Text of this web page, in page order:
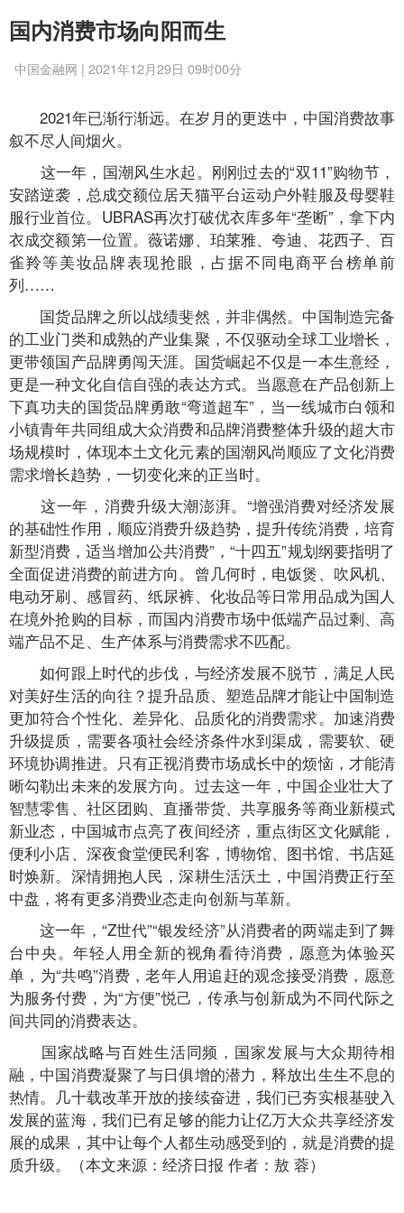
国内消费市场向阳而生
中国金融网 | 2021年12月29日 09时00分
2021年已渐行渐远。在岁月的更迭中，中国消费故事
叙不尽人间烟火。
这一年，国潮风生水起。刚刚过去的“双11”购物节，
安踏逆袭，总成交额位居天猫平台运动户外鞋服及母婴鞋
服行业首位。UBRAS再次打破优衣库多年“垄断”，拿下内
衣成交额第一位置。薇诺娜、珀莱雅、夸迪、花西子、百
雀羚等美妆品牌表现抢眼，占据不同电商平台榜单前
列……
国货品牌之所以战绩斐然，并非偶然。中国制造完备
的工业门类和成熟的产业集聚，不仅驱动全球工业增长，
更带领国产品牌勇闯天涯。国货崛起不仅是一本生意经，
更是一种文化自信自强的表达方式。当愿意在产品创新上
下真功夫的国货品牌勇敢“弯道超车”，当一线城市白领和
小镇青年共同组成大众消费和品牌消费整体升级的超大市
场规模时，体现本土文化元素的国潮风尚顺应了文化消费
需求增长趋势，一切变化来的正当时。
这一年，消费升级大潮澎湃。“增强消费对经济发展
的基础性作用，顺应消费升级趋势，提升传统消费，培育
新型消费，适当增加公共消费”，“十四五”规划纲要指明了
全面促进消费的前进方向。曾几何时，电饭煲、吹风机、
电动牙刷、感冒药、纸尿裤、化妆品等日常用品成为国人
在境外抢购的目标，而国内消费市场中低端产品过剩、高
端产品不足、生产体系与消费需求不匹配。
如何跟上时代的步伐，与经济发展不脱节，满足人民
对美好生活的向往？提升品质、塑造品牌才能让中国制造
更加符合个性化、差异化、品质化的消费需求。加速消费
升级提质，需要各项社会经济条件水到渠成，需要软、硬
环境协调推进。只有正视消费市场成长中的烦恼，才能清
晰勾勒出未来的发展方向。过去这一年，中国企业壮大了
智慧零售、社区团购、直播带货、共享服务等商业新模式
新业态，中国城市点亮了夜间经济，重点街区文化赋能，
便利小店、深夜食堂便民利客，博物馆、图书馆、书店延
时焕新。深情拥抱人民，深耕生活沃土，中国消费正行至
中盘，将有更多消费业态走向创新与革新。
这一年，“Z世代”“银发经济”从消费者的两端走到了舞
台中央。年轻人用全新的视角看待消费，愿意为体验买
单，为“共鸣”消费，老年人用追赶的观念接受消费，愿意
为服务付费，为“方便”悦己，传承与创新成为不同代际之
间共同的消费表达。
国家战略与百姓生活同频，国家发展与大众期待相
融，中国消费凝聚了与日俱增的潜力，释放出生生不息的
热情。几十载改革开放的接续奋进，我们已夯实根基驶入
发展的蓝海，我们已有足够的能力让亿万大众共享经济发
展的成果，其中让每个人都生动感受到的，就是消费的提
质升级。（本文来源：经济日报 作者：敖 蓉）